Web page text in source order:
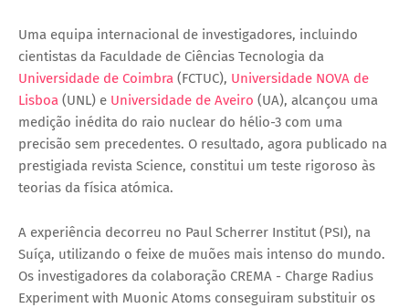
Uma equipa internacional de investigadores, incluindo
cientistas da Faculdade de Ciências Tecnologia da
Universidade de Coimbra (FCTUC), Universidade NOVA de
Lisboa (UNL) e Universidade de Aveiro (UA), alcançou uma
medição inédita do raio nuclear do hélio-3 com uma
precisão sem precedentes. O resultado, agora publicado na
prestigiada revista Science, constitui um teste rigoroso às
teorias da física atómica.
A experiência decorreu no Paul Scherrer Institut (PSI), na
Suíça, utilizando o feixe de muões mais intenso do mundo.
Os investigadores da colaboração CREMA - Charge Radius
Experiment with Muonic Atoms conseguiram substituir os